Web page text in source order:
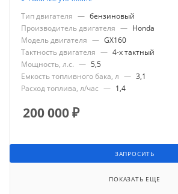
Тип двигателя — бензиновый
Производитель двигателя — Honda
Модель двигателя — GX160
Тактность двигателя — 4-х тактный
Мощность, л.с. — 5,5
Емкость топливного бака, л — 3,1
Расход топлива, л/час — 1,4
200 000₽
ЗАПРОСИТЬ
ПОКАЗАТЬ ЕЩЕ